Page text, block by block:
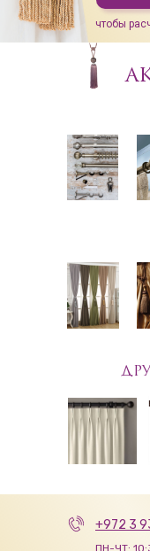
чтобы
ПН-ЧТ:
+972 3